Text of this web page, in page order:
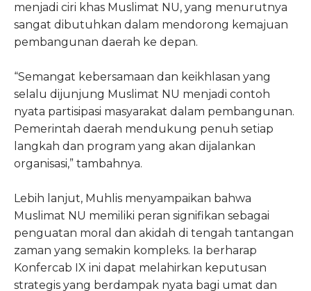
menjadi ciri khas Muslimat NU, yang menurutnya
sangat dibutuhkan dalam mendorong kemajuan
pembangunan daerah ke depan.
“Semangat kebersamaan dan keikhlasan yang
selalu dijunjung Muslimat NU menjadi contoh
nyata partisipasi masyarakat dalam pembangunan.
Pemerintah daerah mendukung penuh setiap
langkah dan program yang akan dijalankan
organisasi,” tambahnya.
Lebih lanjut, Muhlis menyampaikan bahwa
Muslimat NU memiliki peran signifikan sebagai
penguatan moral dan akidah di tengah tantangan
zaman yang semakin kompleks. Ia berharap
Konfercab IX ini dapat melahirkan keputusan
strategis yang berdampak nyata bagi umat dan